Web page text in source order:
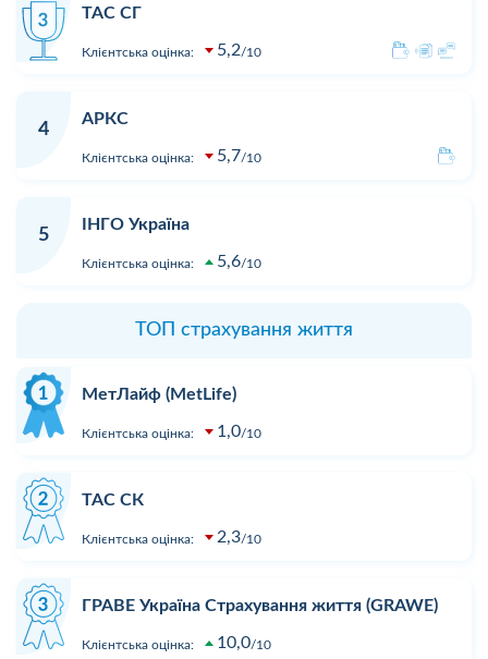
ТАС СГ
Клієнтська оцінка: 5,2 10
4
АРКС
Клієнтська оцінка: 5,7 10
5
ІНГО Україна
Клієнтська оцінка: 5,6 10
ТОП страхування життя
МетЛайф (MetLife)
Клієнтська оцінка: 1,0 10
ТАС СК
Клієнтська оцінка: 2,3 10
ГРАВЕ Україна Страхування життя (GRAWE)
Клієнтська оцінка: 10,0 10